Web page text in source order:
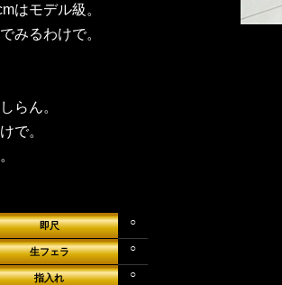
はモデル級。
みるわけで。
らん。
で。
じ。
即尺 ○
生フェラ ○
指入れ ○